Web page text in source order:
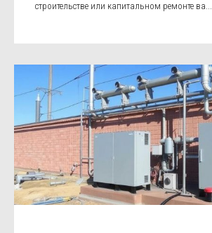
строительстве или капитальном ремонте ва...